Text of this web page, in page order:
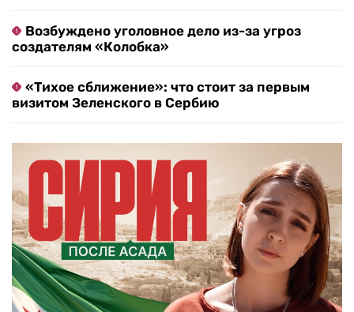
Возбуждено уголовное дело из-за угроз
создателям «Колобка»
«Тихое сближение»: что стоит за первым
визитом Зеленского в Сербию